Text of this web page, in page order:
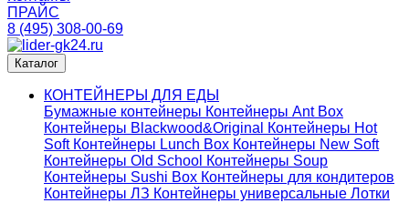
ПРАЙС
8 (495) 308-00-69
Каталог
КОНТЕЙНЕРЫ ДЛЯ ЕДЫ
Бумажные контейнеры Контейнеры Ant Box
Контейнеры Blackwood&Original
Контейнеры Hot
Soft Контейнеры Lunch Box Контейнеры New Soft
Контейнеры Old School Контейнеры Soup
Контейнеры Sushi Box Контейнеры для кондитеров
Контейнеры ЛЗ Контейнеры универсальные Лотки